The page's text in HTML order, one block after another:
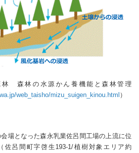
林 森林の水源かん養機能と森林管理
web_taisho/mizu_suigen_kinou.html ）
場となった森永乳業佐呂間工場の上流に位
佐呂間町字啓生193-1/植樹対象エリア約